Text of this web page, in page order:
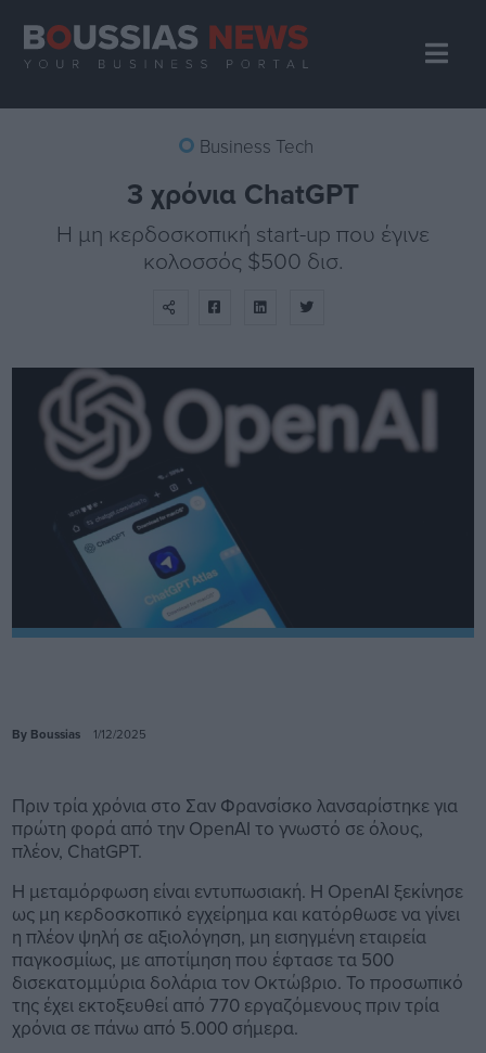
Business Tech
3 χρόνια ChatGPT
H μη κερδοσκοπική start-up που έγινε
κολοσσός $500 δισ.
By Boussias 1/12/2025
Πριν τρία χρόνια στο Σαν Φρανσίσκο λανσαρίστηκε για
πρώτη φορά από την OpenAI το γνωστό σε όλους,
πλέον, ChatGPT.
Η μεταμόρφωση είναι εντυπωσιακή. Η OpenAI ξεκίνησε
ως μη κερδοσκοπικό εγχείρημα και κατόρθωσε να γίνει
η πλέον ψηλή σε αξιολόγηση, μη εισηγμένη εταιρεία
παγκοσμίως, με αποτίμηση που έφτασε τα 500
δισεκατομμύρια δολάρια τον Οκτώβριο. Το προσωπικό
της έχει εκτοξευθεί από 770 εργαζόμενους πριν τρία
χρόνια σε πάνω από 5.000 σήμερα.